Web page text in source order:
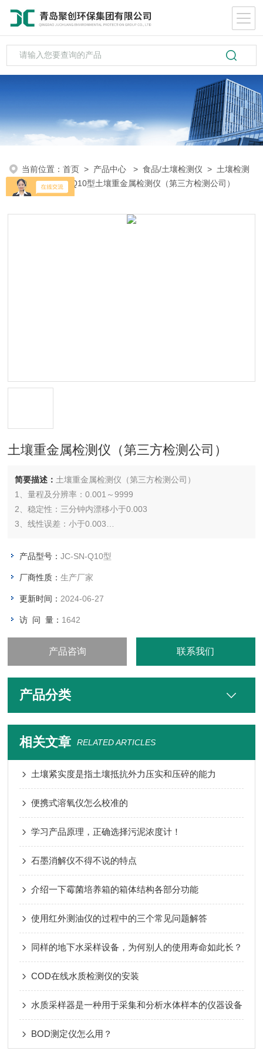
当前位置：首页 > 产品中心 >食品/土壤检测仪 > 土壤检测
仪
> JC-SN-Q10型土壤重金属检测仪（第三方检测公司）
土壤重金属检测仪（第三方检测公司）
简要描述： 土壤重金属检测仪（第三方检测公司）
1、量程及分辨率：0.001～9999
2、稳定性：三分钟内漂移小于0.003
3、线性误差：小于0.003
5、灵敏度：红光≥4.5×10-5 蓝光≥3.17×10-3 绿光≥2.35×10-3
产品型号：JC-SN-Q10型
厂商性质：生产厂家
更新时间： 2024-06-27
访 问 量： 1642
产品咨询 联系我们
产品分类
相关文章 RELATED ARTICLES
土壤紧实度是指土壤抵抗外力压实和压碎的能力
便携式溶氧仪怎么校准的
学习产品原理，正确选择污泥浓度计！
石墨消解仪不得不说的特点
介绍一下霉菌培养箱的箱体结构各部分功能
使用红外测油仪的过程中的三个常见问题解答
同样的地下水采样设备，为何别人的使用寿命如此长？
COD在线水质检测仪的安装
水质采样器是一种用于采集和分析水体样本的仪器设备
BOD测定仪怎么用？